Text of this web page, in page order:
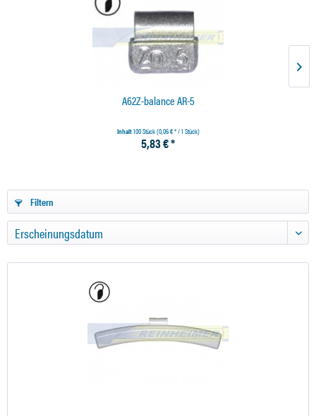
A62Z-balance AR-5
Inhalt100 Stück(0,06 € * / 1 Stück)
5,83 € *
Filtern